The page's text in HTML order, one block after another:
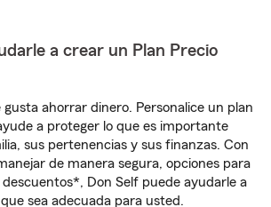
a crear un Plan Precio
ahorrar dinero. Personalice un plan
a proteger lo que es importante
sus pertenencias y sus finanzas. Con
de manera segura, opciones para
Don Self puede ayudarle a
sea adecuada para usted.